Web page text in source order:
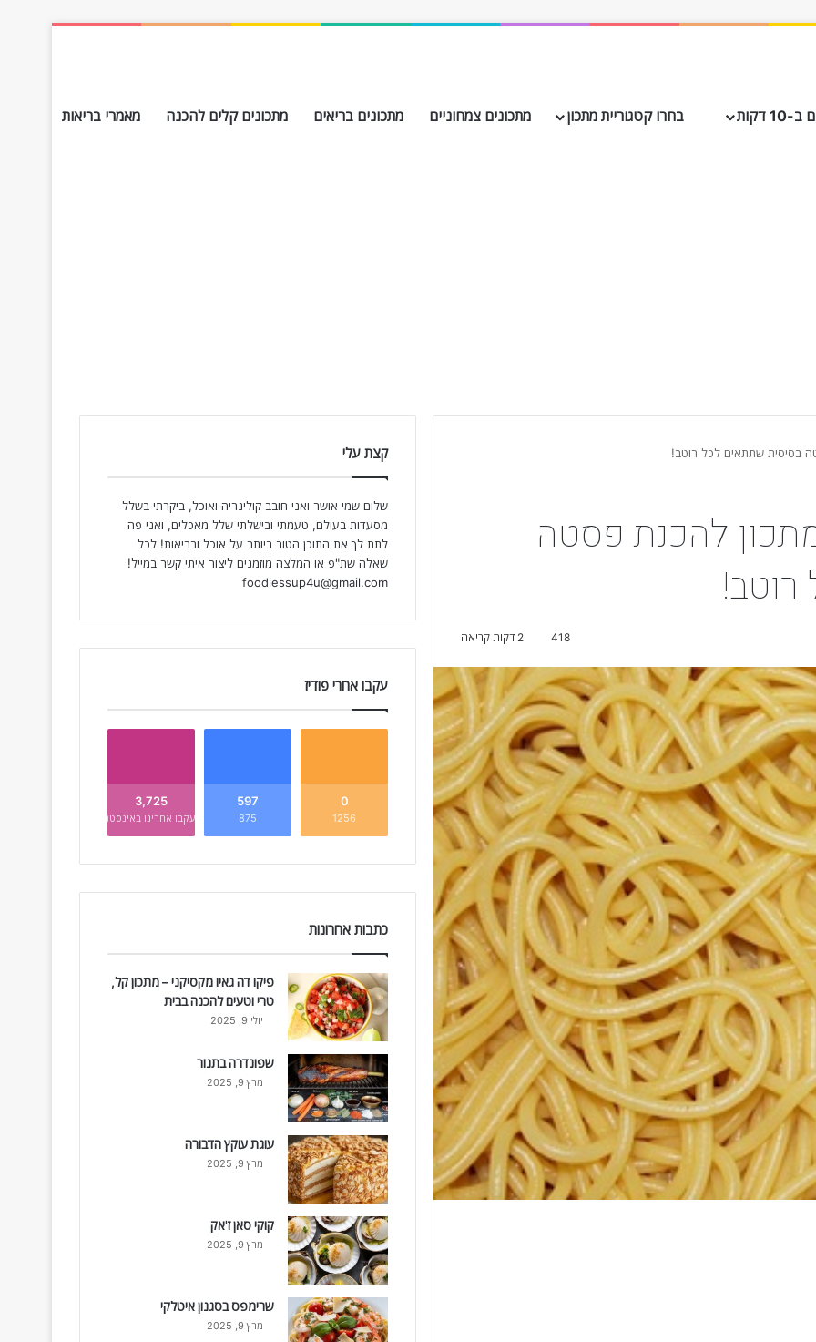
דקות בחרו קטגוריית מתכון מתכונים צמחוניים מתכונים בריאים מתכונים קלים להכנה מאמרי בריאות
בסיסית שתתאים לכל רוטב!
להכנת פסטה
418
קצת עלי
שלום שמי אושר ואני חובב קולינריה ואוכל, ביקרתי בשלל
מסעדות בעולם, טעמתי ובישלתי שלל מאכלים, ואני פה
לתת לך את התוכן הטוב ביותר על אוכל ובריאות! לכל
שאלה שת"פ או המלצה מוזמנים ליצור איתי קשר במייל!
foodiessup4u@gmail.com
עקבו אחרי פודיז
0
1256
597
875
3,725
עקבו אחרינו באינסטגרם
כתבות אחרונות
פיקו דה גאיו מקסיקני – מתכון קל,
טרי וטעים להכנה בבית
יולי 9, 2025
שפונדרה בתנור
מרץ 9, 2025
עוגת עוקץ הדבורה
מרץ 9, 2025
קוקי סאן ז'אק
מרץ 9, 2025
שרימפס בסגנון איטלקי
מרץ 9, 2025